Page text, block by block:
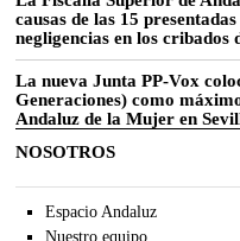
causas de las 15
negligencias en los cribados
La nueva Junta PP-Vox
Generaciones) como
Andaluz de la Mujer en
NOSOTROS
Espacio Andaluz
Nuestro equipo